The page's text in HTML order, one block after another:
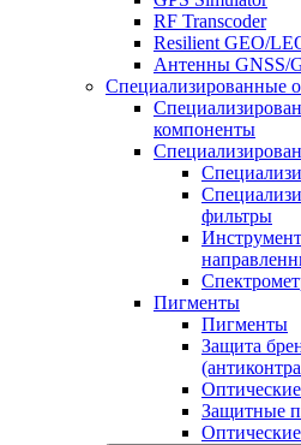
RF Transcoder
Resilient GEO/
Антенны GNSS/
Специализированные
компоненты
фильтры
Пигменты
Пигменты
Защита
Защитные